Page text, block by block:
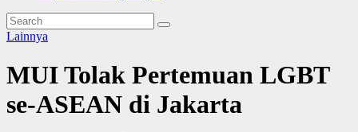
Lainnya
MUI Tolak Pertemuan LGBT
se-ASEAN di Jakarta